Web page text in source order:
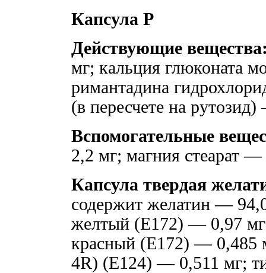
Капсула Р
Действующие
мг; кальция глюконата
римантадина
(в пересчете на
Вспомогательные
2,2 мг; магния стеарат
Капсула твердая
содержит желатин —
желтый (E172) — 0,97 мг;
красный (E172) — 0,485
4R) (E124) — 0,511 мг;